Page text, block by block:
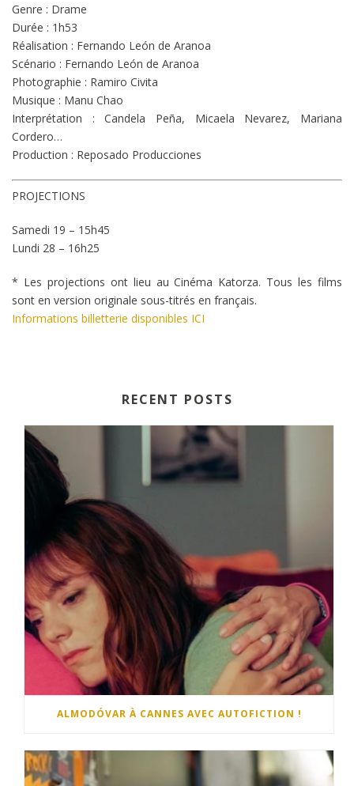
Genre : Drame
Durée : 1h53
Réalisation : Fernando León de Aranoa
Scénario : Fernando León de Aranoa
Photographie : Ramiro Civita
Musique : Manu Chao
Interprétation : Candela Peña, Micaela Nevarez, Mariana
Cordero…
Production : Reposado Producciones
PROJECTIONS
Samedi 19 – 15h45
Lundi 28 – 16h25
* Les projections ont lieu au Cinéma Katorza. Tous les films
sont en version originale sous-titrés en français.
Informations billetterie disponibles ICI
RECENT POSTS
ALMODÓVAR À CANNES AVEC AUTOFICTION !